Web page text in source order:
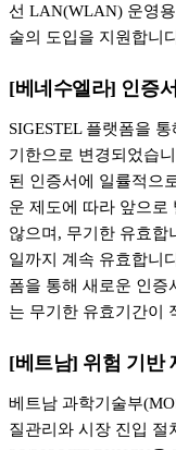
선 LAN(WLAN) 운영용
술의 도입을 지원합니
[베네수엘라] 인증
SIGESTEL 플랫폼을
기한으로 변경되었습
된 인증서에 일률적으
운 제도에 따라 앞으로
않으며, 무기한 유효합
일까지 계속 유효합니
폼을 통해 새로운 인증
는 무기한 유효기간이
[베트남] 위험 기반
베트남 과학기술부
질관리와 시장 진입 절